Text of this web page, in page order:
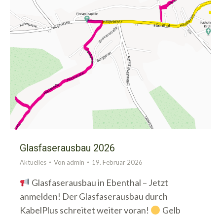
Glasfaserausbau 2026
Aktuelles Von admin 19. Februar 2026
Glasfaserausbau in Ebenthal – Jetzt
anmelden! Der Glasfaserausbau durch
KabelPlus schreitet weiter voran!
Gelb